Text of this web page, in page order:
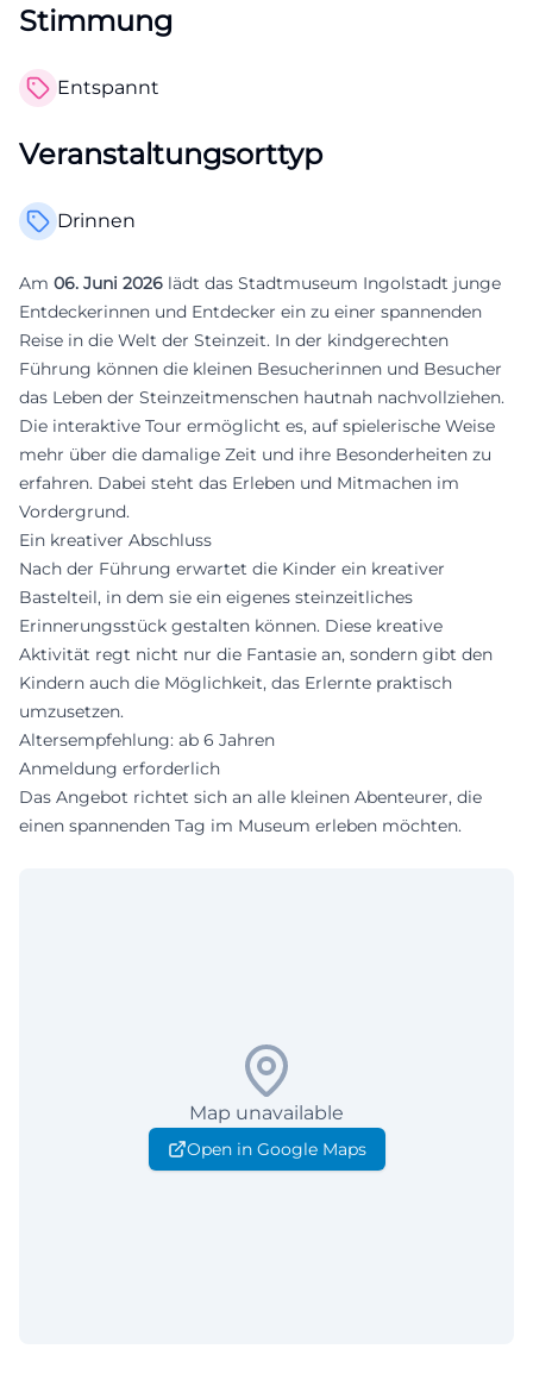
Stimmung
Entspannt
Veranstaltungsorttyp
Drinnen
Am 06. Juni 2026 lädt das Stadtmuseum Ingolstadt junge
Entdeckerinnen und Entdecker ein zu einer spannenden
Reise in die Welt der Steinzeit. In der kindgerechten
Führung können die kleinen Besucherinnen und Besucher
das Leben der Steinzeitmenschen hautnah nachvollziehen.
Die interaktive Tour ermöglicht es, auf spielerische Weise
mehr über die damalige Zeit und ihre Besonderheiten zu
erfahren. Dabei steht das Erleben und Mitmachen im
Vordergrund.
Ein kreativer Abschluss
Nach der Führung erwartet die Kinder ein kreativer
Bastelteil, in dem sie ein eigenes steinzeitliches
Erinnerungsstück gestalten können. Diese kreative
Aktivität regt nicht nur die Fantasie an, sondern gibt den
Kindern auch die Möglichkeit, das Erlernte praktisch
umzusetzen.
Altersempfehlung: ab 6 Jahren
Anmeldung erforderlich
Das Angebot richtet sich an alle kleinen Abenteurer, die
einen spannenden Tag im Museum erleben möchten.
Map unavailable
Open in Google Maps